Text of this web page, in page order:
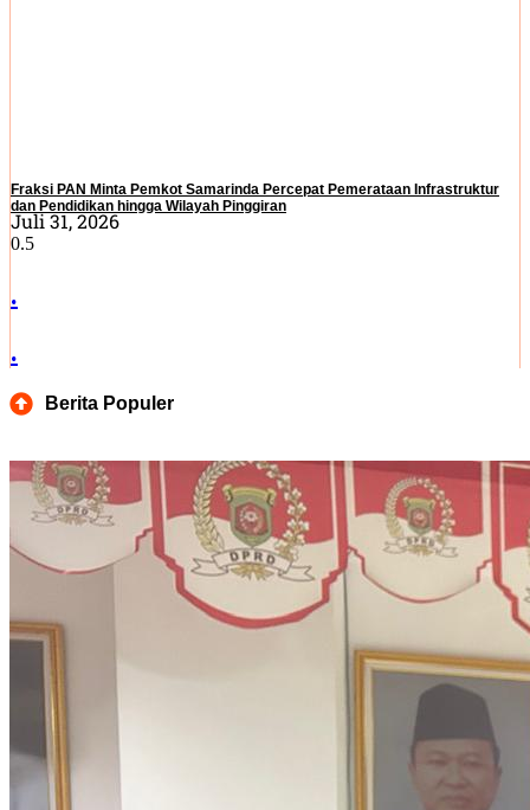
Fraksi PAN Minta Pemkot Samarinda Percepat Pemerataan Infrastruktur
dan Pendidikan hingga Wilayah Pinggiran
Juli 31, 2026
.
.
Berita Populer